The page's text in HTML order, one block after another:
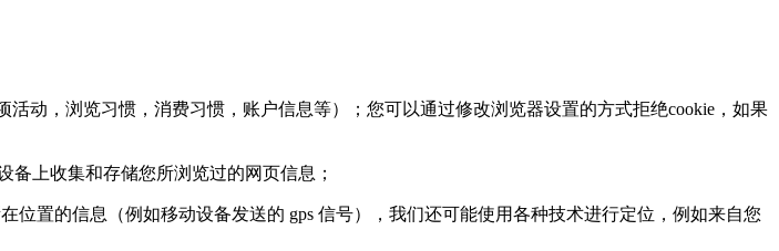
，浏览习惯，消费习惯，账户信息等）；您可以通过修改浏览器设置的方式拒绝cookie，如果
上收集和存储您所浏览过的网页信息；
置的信息（例如移动设备发送的 gps 信号），我们还可能使用各种技术进行定位，例如来自您